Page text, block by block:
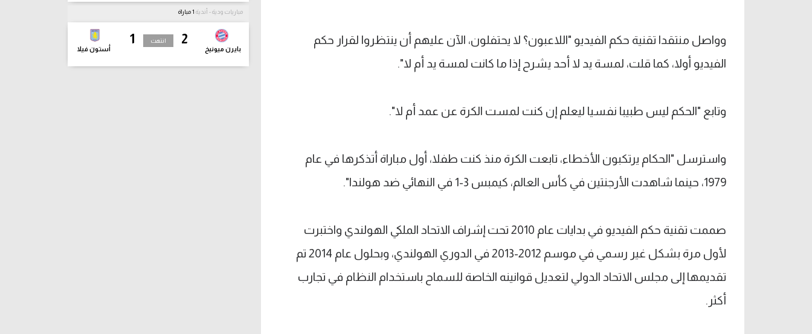
وواصل منتقدا تقنية حكم الفيديو "اللاعبون؟ لا يحتفلون، الآن عليهم أن ينتظروا لقرار حكم
الفيديو أولا، كما قلت، لمسة يد لا أحد يشرح إذا ما كانت لمسة يد أم لا".
وتابع "الحكم ليس طبيبا نفسيا ليعلم إن كنت لمست الكرة عن عمد أم لا".
واسترسل "الحكام يرتكبون الأخطاء، تابعت الكرة منذ كنت طفلا، أول مباراة أتذكرها في عام
1979، حينما شاهدت الأرجنتين في كأس العالم، كيمبس 3-1 في النهائي ضد هولندا".
صممت تقنية حكم الفيديو في بدايات عام 2010 تحت إشراف الاتحاد الملكي الهولندي واختبرت
لأول مرة بشكل غير رسمي في موسم 2012-2013 في الدوري الهولندي، وبحلول عام 2014 تم
تقديمها إلى مجلس الاتحاد الدولي لتعديل قوانينه الخاصة للسماح باستخدام النظام في تجارب
أكثر.
مباريات ودية - أندية
2
بايرن ميونيخ
1
أستون فيلا
انتهت